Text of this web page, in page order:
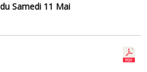
Samedi 11 Mai